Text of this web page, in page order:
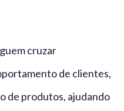
cruzar
de clientes,
de produtos, ajudando